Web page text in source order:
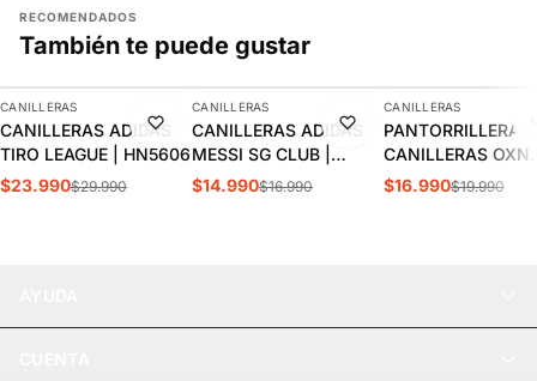
RECOMENDADOS
También te puede gustar
-20%
AGREGAR
CANILLERAS
CANILLERAS ADIDAS
TIRO LEAGUE | HN5606
$23.990$29.990
-12%
AGREGAR
CANILLERAS
CANILLERAS ADIDAS
MESSI SG CLUB |
KA7857
$14.990$16.990
-15%
CANILLERAS
PANTORRILLERAS
CANILLERAS OXN
ADULTO
$16.990$19.990